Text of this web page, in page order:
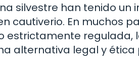
silvestre han tenido un
cautiverio. En muchos
estrictamente regulada,
alternativa legal y ética